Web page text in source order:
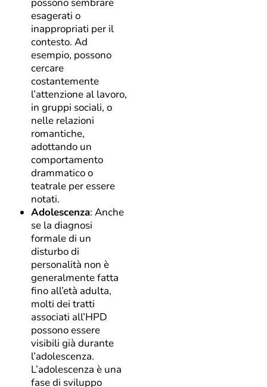
esagerati o
inappropriati per il
contesto. Ad
esempio, possono
cercare
costantemente
l’attenzione al lavoro,
in gruppi sociali, o
nelle relazioni
romantiche,
adottando un
comportamento
drammatico o
teatrale per essere
notati.
Adolescenza: Anche
se la diagnosi
formale di un
disturbo di
personalità non è
generalmente fatta
fino all’età adulta,
molti dei tratti
associati all’HPD
possono essere
visibili già durante
l’adolescenza.
L’adolescenza è una
fase di sviluppo